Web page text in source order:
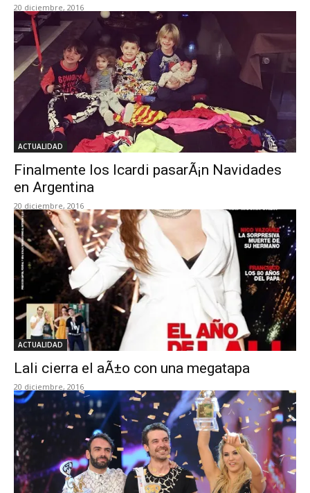
20 diciembre, 2016
ACTUALIDAD
Finalmente los Icardi pasarÃ¡n Navidades
en Argentina
20 diciembre, 2016
ACTUALIDAD
Lali cierra el aÃ±o con una megatapa
20 diciembre, 2016